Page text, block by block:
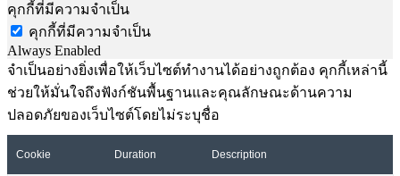
คุกกี้ที่มีความจำเป็น
คุกกี้ที่มีความจำเป็น
Always Enabled
จำเป็นอย่างยิ่งเพื่อให้เว็บไซต์ทำงานได้อย่างถูกต้อง คุกกี้เหล่านี้
ช่วยให้มั่นใจถึงฟังก์ชันพื้นฐานและคุณลักษณะด้านความ
ปลอดภัยของเว็บไซต์โดยไม่ระบุชื่อ
Cookie Duration Description